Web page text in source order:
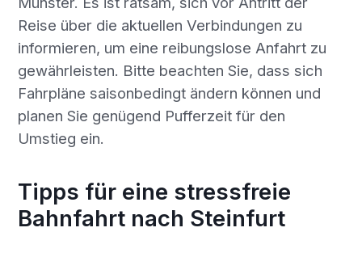
Reise über die aktuellen Verbindungen zu
informieren, um eine reibungslose Anfahrt zu
gewährleisten. Bitte beachten Sie, dass sich
Fahrpläne saisonbedingt ändern können und
planen Sie genügend Pufferzeit für den
Umstieg ein.
Tipps für eine stressfreie
Bahnfahrt nach Steinfurt